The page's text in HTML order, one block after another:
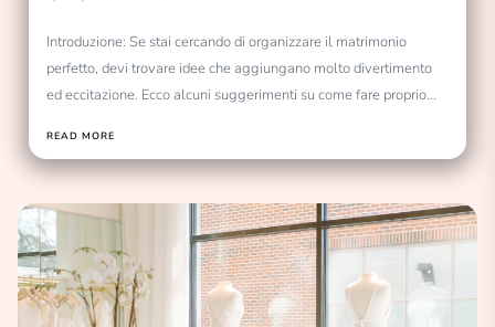
Introduzione: Se stai cercando di organizzare il matrimonio
perfetto, devi trovare idee che aggiungano molto divertimento
ed eccitazione. Ecco alcuni suggerimenti su come fare proprio...
READ MORE